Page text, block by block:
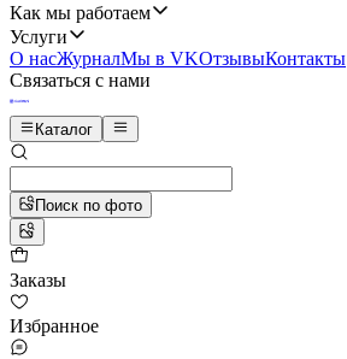
Как мы работаем
Услуги
О насЖурналМы в VKОтзывыКонтакты
Связаться с нами
Каталог
Поиск по фото
Заказы
Избранное